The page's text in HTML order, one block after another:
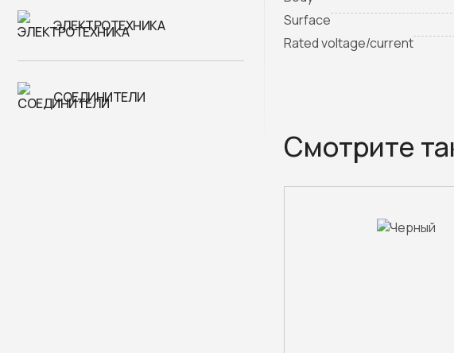
ЭЛЕКТРОТЕХНИКА
СОЕДИНИТЕЛИ
Surface
Rated voltage/current
Смотрите